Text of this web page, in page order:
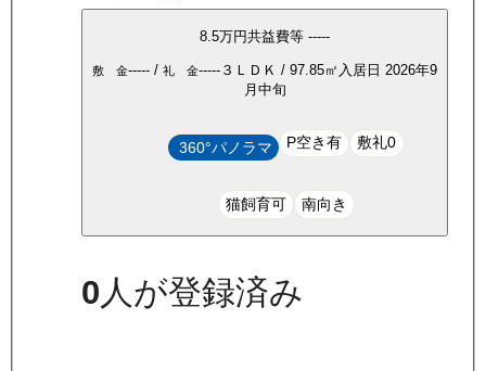
8.5万円共益費等 -----
敷 金----- / 礼 金----- ３ＬＤＫ / 97.85㎡ 入居日 2026年9
月中旬
360°パノラマ P空き有 敷礼0
猫飼育可 南向き
0 人が登録済み